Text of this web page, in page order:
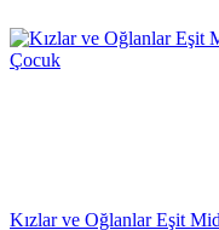
Kızlar ve Oğlanlar Eşit